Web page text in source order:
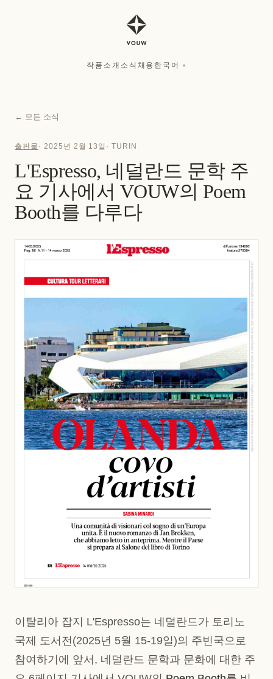
작품 소개 소식 채용 한국어 ▾
← 모든 소식
출판물 · 2025년 2월 13일 ·TURIN
L'Espresso, 네덜란드 문학 주
요 기사에서 VOUW의 Poem
Booth를 다루다
이탈리아 잡지 L'Espresso는 네덜란드가 토리노
국제 도서전(2025년 5월 15-19일)의 주빈국으로
참여하기에 앞서, 네덜란드 문학과 문화에 대한 주